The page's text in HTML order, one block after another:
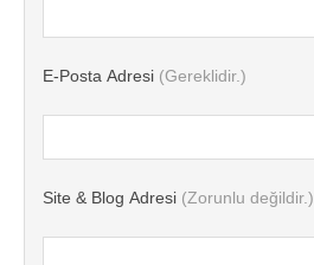
E-Posta Adresi (Gereklidir.)
Site & Blog Adresi (Zorunlu değildir.)